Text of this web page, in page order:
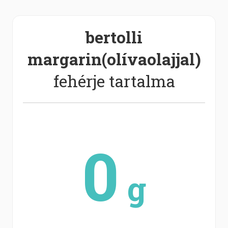
bertolli
margarin(olívaolajjal)
fehérje tartalma
0 g